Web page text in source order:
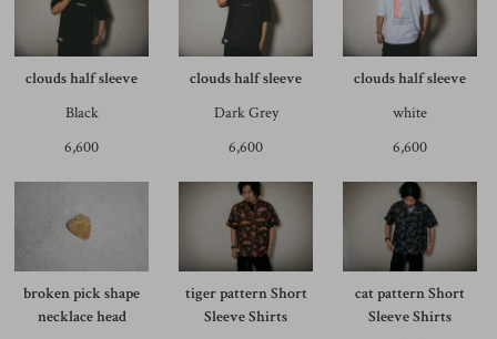
clouds half sleeve
Black
6,600
clouds half sleeve
Dark Grey
6,600
clouds half sleeve
white
6,600
broken pick shape
necklace head
tiger pattern Short
Sleeve Shirts
cat pattern Short
Sleeve Shirts